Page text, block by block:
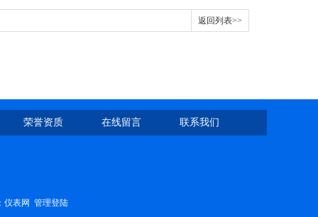
返回列表>>
荣誉资质 在线留言 联系我们
仪表网 管理登陆